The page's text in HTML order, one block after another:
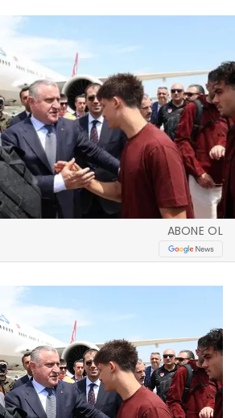
ABONE OL